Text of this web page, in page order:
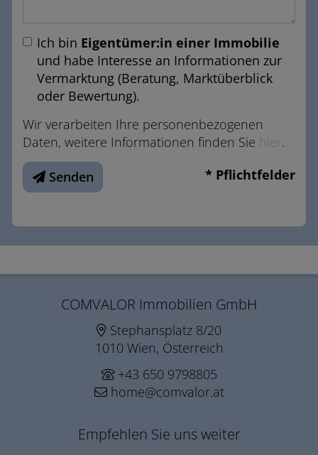
Ich bin Eigentümer:in einer Immobilie
und habe Interesse an Informationen zur
Vermarktung (Beratung, Marktüberblick
oder Bewertung).
Wir verarbeiten Ihre personenbezogenen
Daten, weitere Informationen finden Sie hier.
Senden * Pflichtfelder
COMVALOR Immobilien GmbH
Stephansplatz 8/20
1010 Wien, Österreich
+43 650 9798805
home@comvalor.at
Empfehlen Sie uns weiter